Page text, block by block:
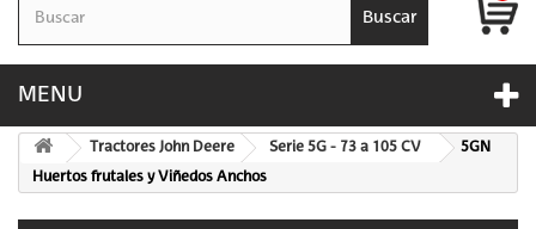
Buscar
MENU
Tractores John Deere Serie 5G - 73 a 105 CV 5GN
Huertos frutales y Viñedos Anchos